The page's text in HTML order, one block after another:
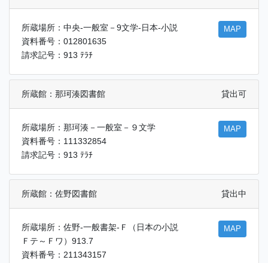
所蔵場所：中央-一般室－9文学-日本-小説
資料番号：012801635
請求記号：913 ﾃﾗﾁ
MAP
所蔵館：那珂湊図書館 貸出可
所蔵場所：那珂湊－一般室－９文学
資料番号：111332854
請求記号：913 ﾃﾗﾁ
MAP
所蔵館：佐野図書館 貸出中
所蔵場所：佐野-一般書架-Ｆ（日本の小説
Ｆテ～Ｆワ）913.7
資料番号：211343157
MAP